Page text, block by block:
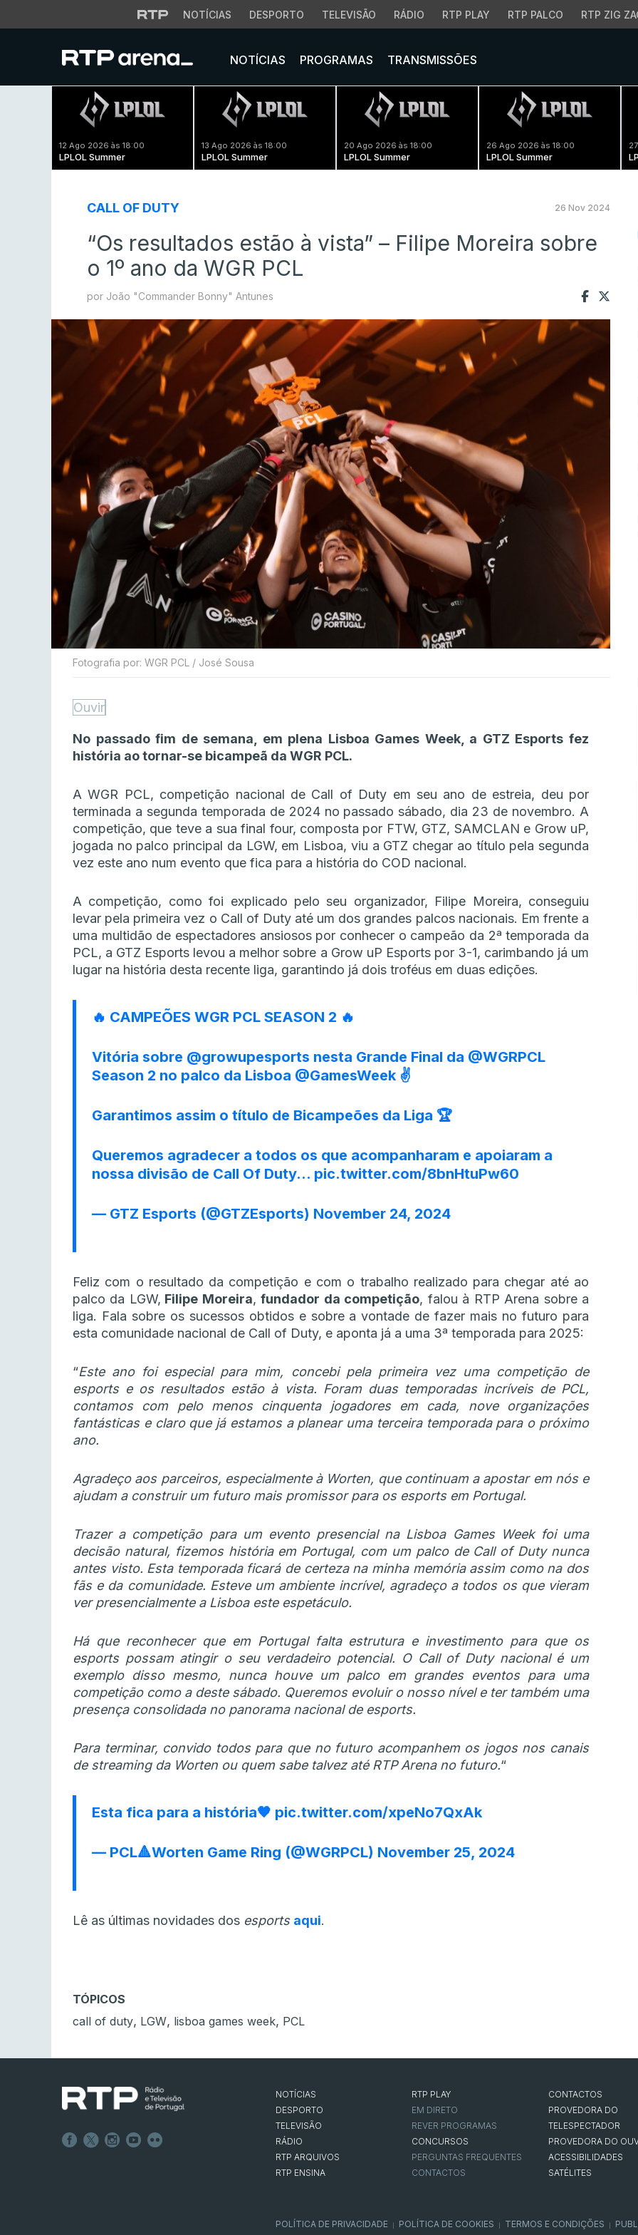
NOTÍCIAS DESPORTO TELEVISÃO RÁDIO RTP PLAY RTP PALCO RTP ZIG
NOTÍCIAS PROGRAMAS TRANSMISSÕES
12 Ago 2026 às 18:00
LPLOL Summer
13 Ago 2026 às 18:00
LPLOL Summer
20 Ago 2026 às 18:00
LPLOL Summer
26 Ago 2026 às 18:00
LPLOL Summer
CALL OF DUTY 26 Nov 2024
“Os resultados estão à vista” – Filipe Moreira sobre
o 1º ano da WGR PCL
por João "Commander Bonny" Antunes
Fotografia por: WGR PCL / José Sousa
Ouvir
No passado fim de semana, em plena Lisboa Games Week, a GTZ Esports fez
história ao tornar-se bicampeã da WGR PCL.
A WGR PCL, competição nacional de Call of Duty em seu ano de estreia, deu por
terminada a segunda temporada de 2024 no passado sábado, dia 23 de novembro. A
competição, que teve a sua final four, composta por FTW, GTZ, SAMCLAN e Grow uP,
jogada no palco principal da LGW, em Lisboa, viu a GTZ chegar ao título pela segunda
vez este ano num evento que fica para a história do COD nacional.
A competição, como foi explicado pelo seu organizador, Filipe Moreira, conseguiu
levar pela primeira vez o Call of Duty até um dos grandes palcos nacionais. Em frente a
uma multidão de espectadores ansiosos por conhecer o campeão da 2ª temporada da
PCL, a GTZ Esports levou a melhor sobre a Grow uP Esports por 3-1, carimbando já um
lugar na história desta recente liga, garantindo já dois troféus em duas edições.
🔥 CAMPEÕES WGR PCL SEASON 2 🔥
Vitória sobre @growupesports nesta Grande Final da @WGRPCL
Season 2 no palco da Lisboa @GamesWeek ✌️
Garantimos assim o título de Bicampeões da Liga 🏆
Queremos agradecer a todos os que acompanharam e apoiaram a
nossa divisão de Call Of Duty… pic.twitter.com/8bnHtuPw60
— GTZ Esports (@GTZEsports) November 24, 2024
Feliz com o resultado da competição e com o trabalho realizado para chegar até ao
palco da LGW, Filipe Moreira,fundador da competição, falou à RTP Arena sobre a
liga. Fala sobre os sucessos obtidos e sobre a vontade de fazer mais no futuro para
esta comunidade nacional de Call of Duty, e aponta já a uma 3ª temporada para 2025:
“Este ano foi especial para mim, concebi pela primeira vez uma competição de
esports e os resultados estão à vista. Foram duas temporadas incríveis de PCL,
contamos com pelo menos cinquenta jogadores em cada, nove organizações
fantásticas e claro que já estamos a planear uma terceira temporada para o próximo
ano.
Agradeço aos parceiros, especialmente à Worten, que continuam a apostar em nós e
ajudam a construir um futuro mais promissor para os esports em Portugal.
Trazer a competição para um evento presencial na Lisboa Games Week foi uma
decisão natural, fizemos história em Portugal, com um palco de Call of Duty nunca
antes visto. Esta temporada ficará de certeza na minha memória assim como na dos
fãs e da comunidade. Esteve um ambiente incrível, agradeço a todos os que vieram
ver presencialmente a Lisboa este espetáculo.
Há que reconhecer que em Portugal falta estrutura e investimento para que os
esports possam atingir o seu verdadeiro potencial. O Call of Duty nacional é um
exemplo disso mesmo, nunca houve um palco em grandes eventos para uma
competição como a deste sábado. Queremos evoluir o nosso nível e ter também uma
presença consolidada no panorama nacional de esports.
Para terminar, convido todos para que no futuro acompanhem os jogos nos canais
de streaming da Worten ou quem sabe talvez até RTP Arena no futuro.“
Esta fica para a história🧡 pic.twitter.com/xpeNo7QxAk
— PCL🔺Worten Game Ring (@WGRPCL) November 25, 2024
Lê as últimas novidades dos esports aqui.
TÓPICOS
call of duty, LGW, lisboa games week, PCL
NOTÍCIAS
DESPORTO
TELEVISÃO
RÁDIO
RTP ARQUIVOS
RTP ENSINA
RTP PLAY
EM DIRETO
REVER PROGRAMAS
CONCURSOS
PERGUNTAS FREQUENTES
CONTACTOS
CONTACTOS
PROVEDORA DO
TELESPECTADOR
PROVEDORA DO
ACESSIBILIDADES
SATÉLITES
POLÍTICA DE PRIVACIDADE POLÍTICA DE COOKIES TERMOS E CONDIÇÕES